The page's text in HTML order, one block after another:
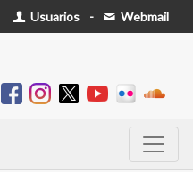
Usuarios - Webmail